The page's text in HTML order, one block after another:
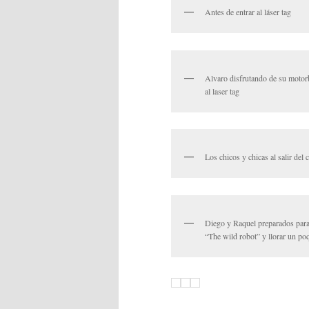
Antes de entrar al láser tag
Alvaro disfrutando de su
al laser tag
Los chicos y chicas al salir del
Diego y Raquel preparados
“The wild robot” y llorar un